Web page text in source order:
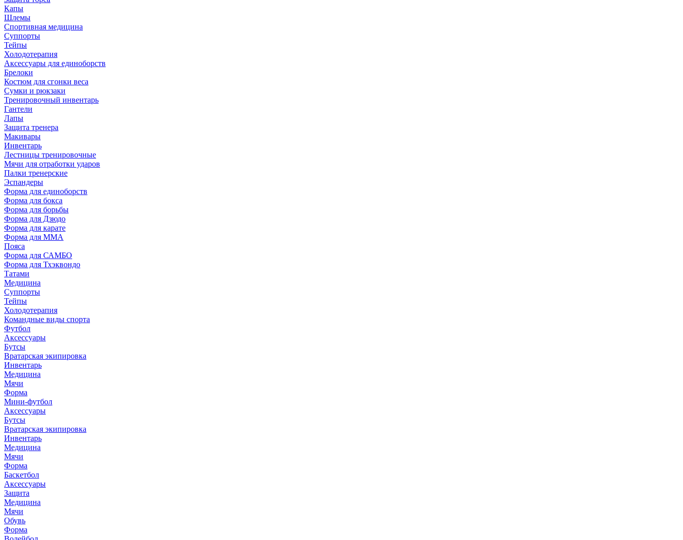
Капы
Шлемы
Спортивная медицина
Суппорты
Тейпы
Холодотерапия
Аксессуары для единоборств
Брелоки
Костюм для сгонки веса
Сумки и рюкзаки
Тренировочный инвентарь
Гантели
Лапы
Защита тренера
Макивары
Инвентарь
Лестницы тренировочные
Мячи для отработки ударов
Палки тренерские
Эспандеры
Форма для единоборств
Форма для бокса
Форма для борьбы
Форма для Дзюдо
Форма для карате
Форма для MMA
Пояса
Форма для САМБО
Форма для Тхэквондо
Татами
Медицина
Суппорты
Тейпы
Холодотерапия
Командные виды спорта
Футбол
Аксессуары
Бутсы
Вратарская экипировка
Инвентарь
Медицина
Мячи
Форма
Мини-футбол
Аксессуары
Бутсы
Вратарская экипировка
Инвентарь
Медицина
Мячи
Форма
Баскетбол
Аксессуары
Защита
Медицина
Мячи
Обувь
Форма